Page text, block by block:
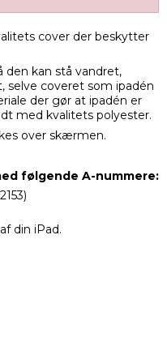
cover der beskytter
den kan stå vandret,
coveret som ipadén
der gør at ipadén er
med kvalitets polyester.
over skærmen.
følgende A-nummere:
din iPad.